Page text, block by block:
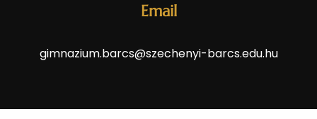
Email
gimnazium.barcs@szechenyi-barcs.edu.hu